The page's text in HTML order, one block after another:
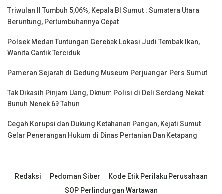
Triwulan II Tumbuh 5,06%, Kepala BI Sumut : Sumatera Utara
Beruntung, Pertumbuhannya Cepat
Polsek Medan Tuntungan Gerebek Lokasi Judi Tembak Ikan,
Wanita Cantik Terciduk
Pameran Sejarah di Gedung Museum Perjuangan Pers Sumut
Tak Dikasih Pinjam Uang, Oknum Polisi di Deli Serdang Nekat
Bunuh Nenek 69 Tahun
Cegah Korupsi dan Dukung Ketahanan Pangan, Kejati Sumut
Gelar Penerangan Hukum di Dinas Pertanian Dan Ketapang
Redaksi Pedoman Siber
Kode Etik Perilaku Perusahaan
SOP Perlindungan Wartawan